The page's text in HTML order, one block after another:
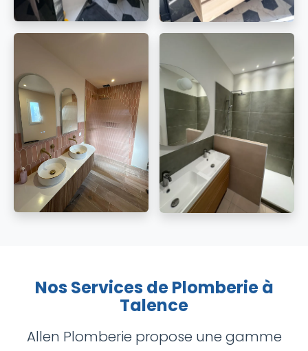
Nos Services de Plomberie à
Talence
Allen Plomberie propose une gamme